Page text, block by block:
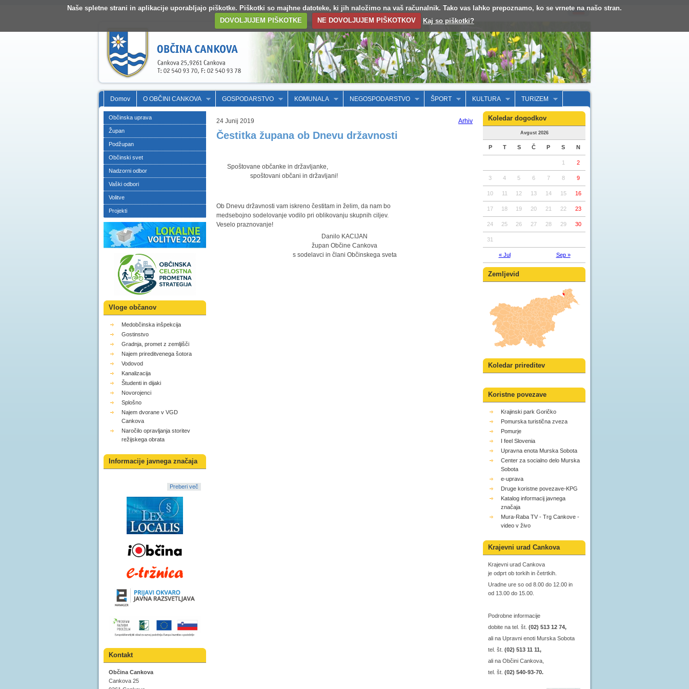
Naše spletne strani in aplikacije uporabljajo piškotke. Piškotki so majhne datoteke, ki jih naložimo na vaš računalnik. Tako vas lahko prepoznamo, ko se vrnete na našo stran.
DOVOLJUJEM PIŠKOTKE
NE DOVOLJUJEM PIŠKOTKOV Kaj so piškotki?
Domov O OBČINI CANKOVA GOSPODARSTVO KOMUNALA NEGOSPODARSTVO ŠPORT KULTURA TURIZEM
Občinska uprava
Župan
Podžupan
Občinski svet
Nadzorni odbor
Vaški odbori
Volitve
Projekti
Vloge občanov
Medobčinska inšpekcija
Gostinstvo
Gradnja, promet z zemljišči
Najem prireditvenega šotora
Vodovod
Kanalizacija
Študenti in dijaki
Novorojenci
Splošno
Najem dvorane v VGD
Cankova
Naročilo opravljanja storitev
režijskega obrata
Informacije javnega značaja
Preberi več
Kontakt
Občina Cankova
Cankova 25
24 Junij 2019 Arhiv
Čestitka župana ob Dnevu državnosti
Spoštovane občanke in državljanke,
spoštovani občani in državljani!
Ob Dnevu državnosti vam iskreno čestitam in želim, da nam bo
medsebojno sodelovanje vodilo pri oblikovanju skupnih ciljev.
Veselo praznovanje!
Danilo KACIJAN
župan Občine Cankova
s sodelavci in člani Občinskega sveta
Koledar dogodkov
Avgust 2026
P T S Č P S N
« Jul Sep »
1 2
3 4 5 6 7 8 9
10 11 12 13 14 15 16
17 18 19 20 21 22 23
24 25 26 27 28 29 30
31
Zemljevid
Koledar prireditev
Koristne povezave
Krajinski park Goričko
Pomurska turistična zveza
Pomurje
I feel Slovenia
Upravna enota Murska Sobota
Center za socialno delo Murska
Sobota
e-uprava
Druge koristne povezave-KPG
Katalog informacij javnega
značaja
Mura-Raba TV - Trg Cankove -
video v živo
Krajevni urad Cankova
Krajevni urad Cankova
je odprt ob torkih in četrtkih.
Uradne ure so od 8.00 do 12.00 in
od 13.00 do 15.00.
Podrobne informacije
dobite na tel. št. (02) 513 12 74,
ali na Upravni enoti Murska Sobota
tel. št. (02) 513 11 11,
ali na Občini Cankova,
tel. št. (02) 540-93-70.